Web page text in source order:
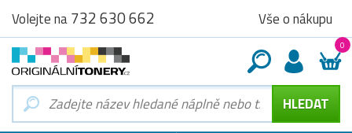
Volejte na732 630 662 Vše o nákupu
0